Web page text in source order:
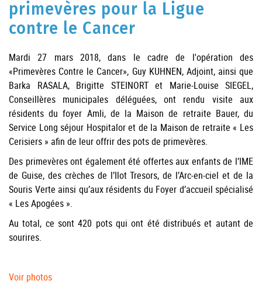
primevères pour la Ligue
contre le Cancer
Mardi 27 mars 2018, dans le cadre de l'opération des
«Primevères Contre le Cancer», Guy KUHNEN, Adjoint, ainsi que
Barka RASALA, Brigitte STEINORT et Marie-Louise SIEGEL,
Conseillères municipales déléguées, ont rendu visite aux
résidents du foyer Amli, de la Maison de retraite Bauer, du
Service Long séjour Hospitalor et de la Maison de retraite « Les
Cerisiers » afin de leur offrir des pots de primevères.
Des primevères ont également été offertes aux enfants de l’IME
de Guise, des crèches de l’Ilot Tresors, de l’Arc-en-ciel et de la
Souris Verte ainsi qu’aux résidents du Foyer d’accueil spécialisé
« Les Apogées ».
Au total, ce sont 420 pots qui ont été distribués et autant de
sourires.
Voir photos